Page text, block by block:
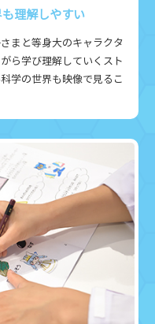
理解しやすい
まと等身大のキャラクタ
ら学び理解していくスト
学の世界も映像で見るこ